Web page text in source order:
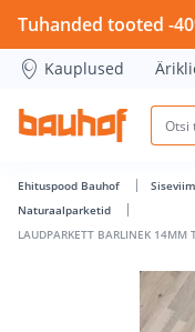
LAUDPARKETT
Tuhanded tooted -
Kauplused
Ehituspood Bauhof
Naturaalparketid
LAUDPARKETT BARLINEK 14MM